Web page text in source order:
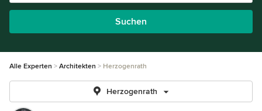
Suchen
Alle Experten Architekten Herzogenrath
Herzogenrath